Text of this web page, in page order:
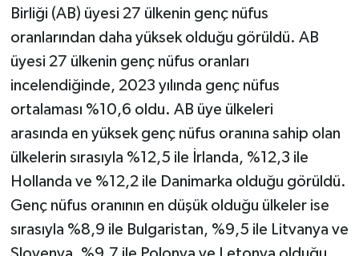
Birliği (AB) üyesi 27 ülkenin genç nüfus
oranlarından daha yüksek olduğu görüldü. AB
üyesi 27 ülkenin genç nüfus oranları
incelendiğinde, 2023 yılında genç nüfus
ortalaması %10,6 oldu. AB üye ülkeleri
arasında en yüksek genç nüfus oranına sahip olan
ülkelerin sırasıyla %12,5 ile İrlanda, %12,3 ile
Hollanda ve %12,2 ile Danimarka olduğu görüldü.
Genç nüfus oranının en düşük olduğu ülkeler ise
sırasıyla %8,9 ile Bulgaristan, %9,5 ile Litvanya ve